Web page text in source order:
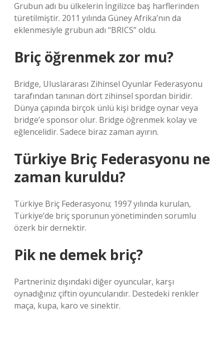
Grubun adı bu ülkelerin İngilizce baş harflerinden
türetilmiştir. 2011 yılında Güney Afrika’nın da
eklenmesiyle grubun adı “BRICS” oldu.
Briç öğrenmek zor mu?
Bridge, Uluslararası Zihinsel Oyunlar Federasyonu
tarafından tanınan dört zihinsel spordan biridir.
Dünya çapında birçok ünlü kişi bridge oynar veya
bridge’e sponsor olur. Bridge öğrenmek kolay ve
eğlencelidir. Sadece biraz zaman ayırın.
Türkiye Briç Federasyonu ne
zaman kuruldu?
Türkiye Briç Federasyonu; 1997 yılında kurulan,
Türkiye’de briç sporunun yönetiminden sorumlu
özerk bir dernektir.
Pik ne demek briç?
Partneriniz dışındaki diğer oyuncular, karşı
oynadığınız çiftin oyuncularıdır. Destedeki renkler
maça, kupa, karo ve sinektir.